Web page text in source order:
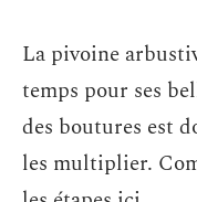
La pivoine
temps pour ses
des boutures est
les multiplier.